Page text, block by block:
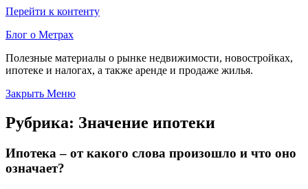
Перейти к контенту
Блог о Метрах
Полезные материалы о рынке недвижимости, новостройках,
ипотеке и налогах, а также аренде и продаже жилья.
Закрыть Меню
Рубрика: Значение ипотеки
Ипотека – от какого слова произошло и что оно
означает?